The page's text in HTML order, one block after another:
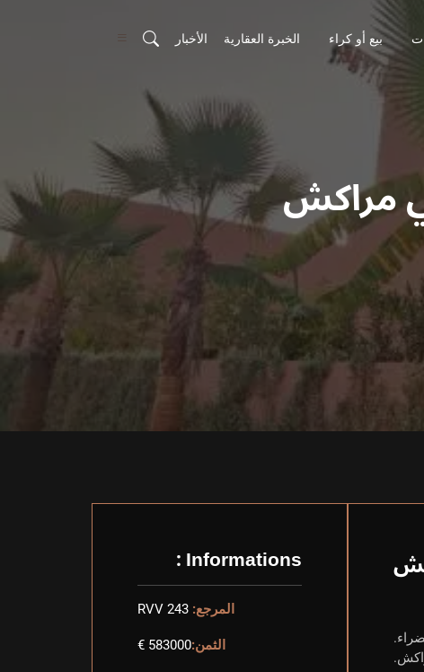
بيع أو كراء الخبرة العقارية الأخبار
مراكش
Informations :
المرجع: RVV 243
الثمن:583000 €